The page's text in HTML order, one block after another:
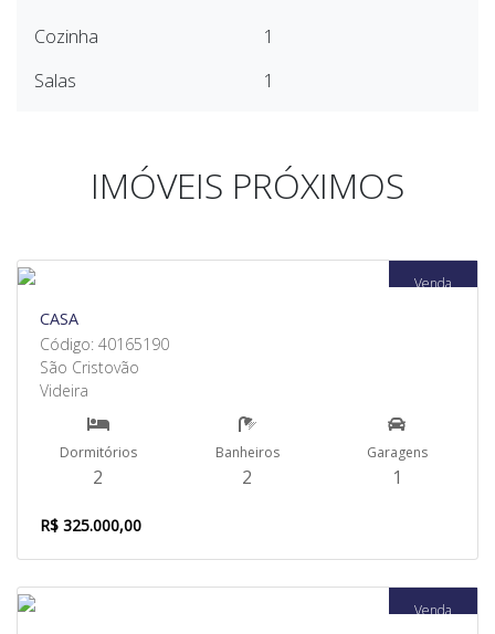
Cozinha
1
Salas
1
IMÓVEIS PRÓXIMOS
Venda
CASA
Código: 40165190
São Cristovão
Videira
Dormitórios
2
Banheiros
2
Garagens
1
R$ 325.000,00
Venda